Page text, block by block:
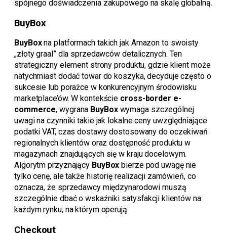
spójnego doświadczenia zakupowego na skalę globalną.
BuyBox
BuyBoxna platformach takich jak Amazon to swoisty
„złoty graal” dla sprzedawców detalicznych. Ten
strategiczny element strony produktu, gdzie klient może
natychmiast dodać towar do koszyka, decyduje często o
sukcesie lub porażce w konkurencyjnym środowisku
marketplace’ów. W kontekście cross-border e-
commerce, wygrana BuyBoxwymaga szczególnej
uwagi na czynniki takie jak lokalne ceny uwzględniające
podatki VAT, czas dostawy dostosowany do oczekiwań
regionalnych klientów oraz dostępność produktu w
magazynach znajdujących się w kraju docelowym.
Algorytm przyznający BuyBox bierze pod uwagę nie
tylko cenę, ale także historię realizacji zamówień, co
oznacza, że sprzedawcy międzynarodowi muszą
szczególnie dbać o wskaźniki satysfakcji klientów na
każdym rynku, na którym operują.
Checkout